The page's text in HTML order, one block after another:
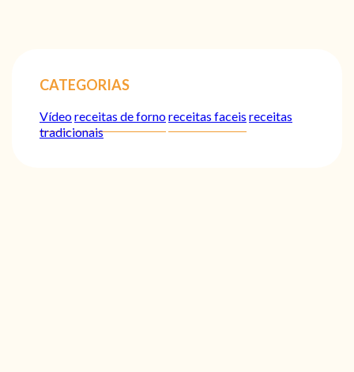
CATEGORIAS
Vídeoreceitas de fornoreceitas faceis receitas
tradicionais